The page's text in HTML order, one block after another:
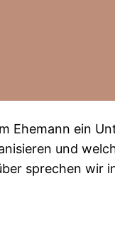
Ehemann ein
und
sprechen wir